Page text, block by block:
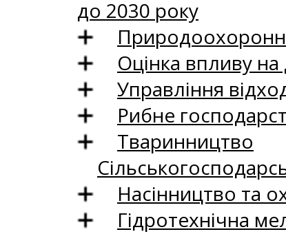
до 2030 року
Природоохоронні
Оцінка впливу на
Управління
Рибне
Тваринництво
Насінництво та
Гідротехнічна